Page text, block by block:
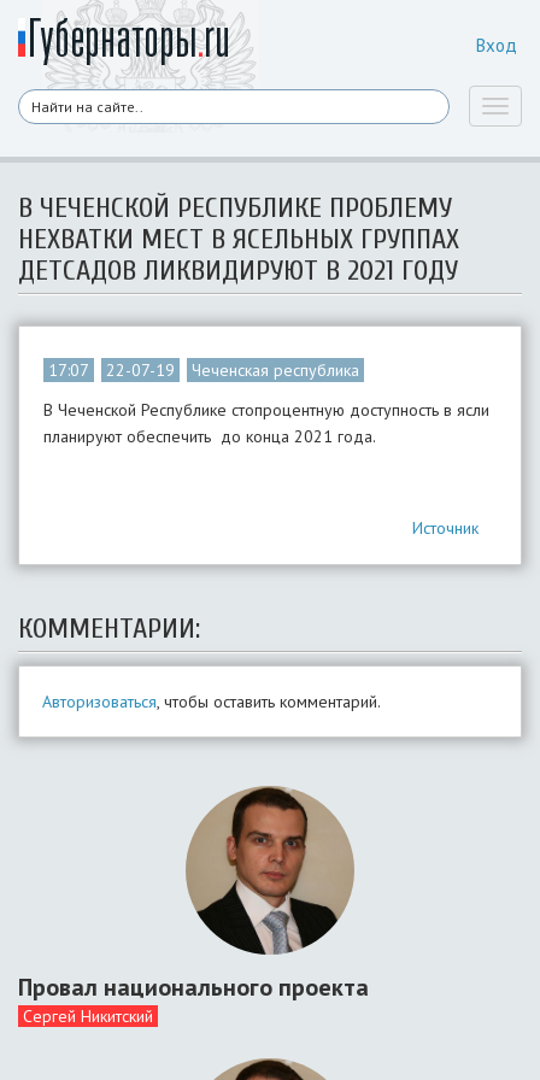
Вход
В ЧЕЧЕНСКОЙ РЕСПУБЛИКЕ ПРОБЛЕМУ
НЕХВАТКИ МЕСТ В ЯСЕЛЬНЫХ ГРУППАХ
ДЕТСАДОВ ЛИКВИДИРУЮТ В 2021 ГОДУ
17:07 22-07-19
Чеченская республика
В Чеченской Республике стопроцентную доступность в ясли
планируют обеспечить до конца 2021 года.
Источник
КОММЕНТАРИИ:
Авторизоваться, чтобы оставить комментарий.
Провал национального проекта
Сергей Никитский